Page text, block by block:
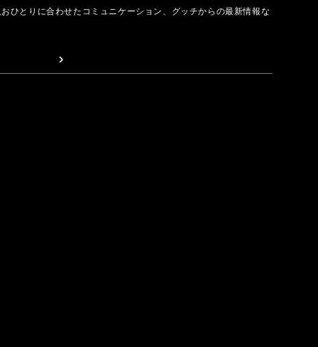
ひとりに合わせたコミュニケーション、グッチからの最新情報な